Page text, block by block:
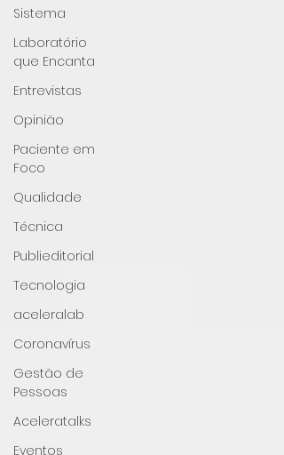
Sistema
Laboratório
que Encanta
Entrevistas
Opinião
Paciente em
Foco
Qualidade
Técnica
Publieditorial
Tecnologia
aceleralab
Coronavírus
Gestão de
Pessoas
Aceleratalks
Eventos